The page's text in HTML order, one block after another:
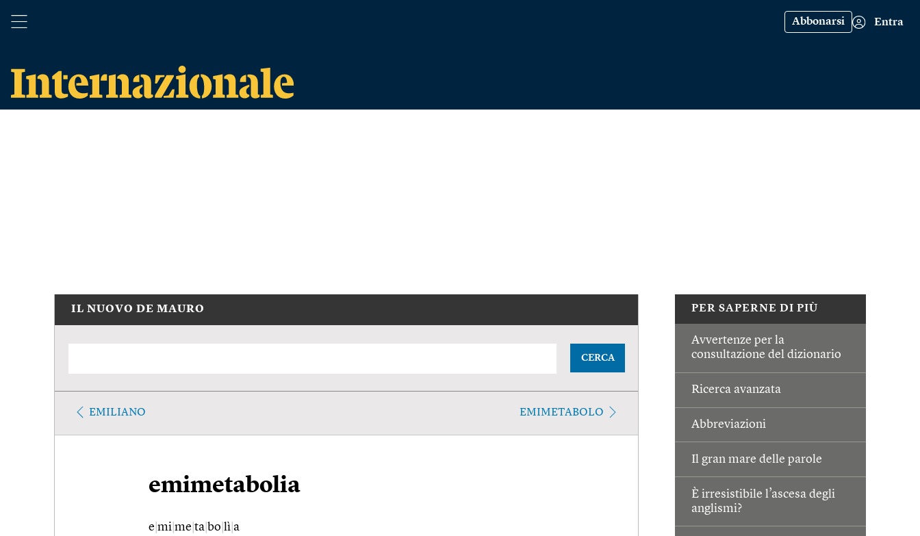
Abbonarsi Entra
PER SAPERNE DI PIÙ
Avvertenze per la
consultazione del dizionario
Ricerca avanzata
Abbreviazioni
Il gran mare delle parole
È irresistibile l’ascesa degli
anglismi?
IL NUOVO DE MAURO
CERCA
EMILIANO EMIMETABOLO
emimetabolia
e mi me ta bo lì a